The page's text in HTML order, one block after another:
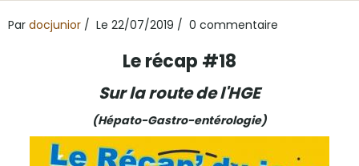
Par docjunior Le 22/07/2019 0 commentaire
Le récap #18
Sur la route de l'HGE
(Hépato-Gastro-entérologie)